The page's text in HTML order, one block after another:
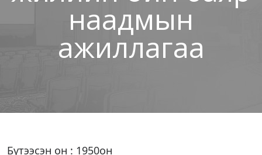
наадмын
ажиллагаа
Бүтээсэн он : 1950он